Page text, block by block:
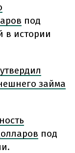
под
в истории
утвердил
займа
под